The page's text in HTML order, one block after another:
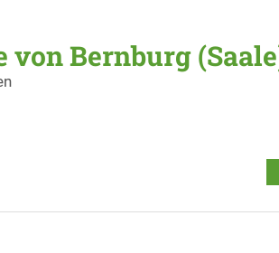
Bernburg